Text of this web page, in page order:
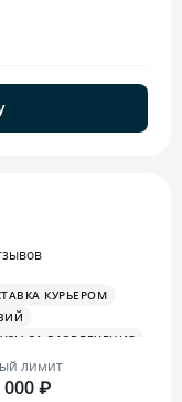
КУРЬЕРОМ
ЗА РАЗВЛЕЧЕНИЯ
лимит
₽